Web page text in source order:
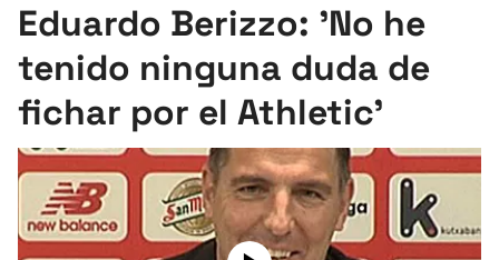
Pelota
Remo
Baloncesto
Ciclismo
Eduardo Berizzo: 'No he
tenido ninguna duda de
fichar por el Athletic'